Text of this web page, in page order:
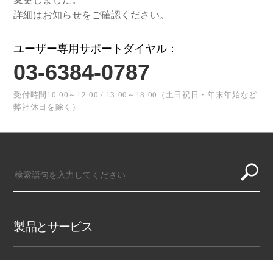
詳細はお知らせをご確認ください。
ユーザー専用サポートダイヤル：
03-6384-0787
受付時間10:00～12:00 / 13:00～18:00（土日祝日・年末年始など
弊社休日を除く）
製品とサービス